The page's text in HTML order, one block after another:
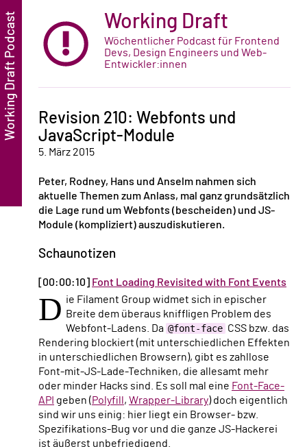
Working Draft
Wöchentlicher Podcast für Frontend
Devs, Design Engineers und Web-
Entwickler:innen
Revision 210: Webfonts und
JavaScript-Module
5. März 2015
Peter, Rodney, Hans und Anselm nahmen sich
aktuelle Themen zum Anlass, mal ganz grundsätzlich
die Lage rund um Webfonts (bescheiden) und JS-
Module (kompliziert) auszudiskutieren.
Schaunotizen
[00:00:10] Font Loading Revisited with Font Events
D ie Filament Group widmet sich in epischer
Breite dem überaus kniffligen Problem des
Webfont-Ladens. Da @font-face CSS bzw. das
Rendering blockiert (mit unterschiedlichen Effekten
in unterschiedlichen Browsern), gibt es zahllose
Font-mit-JS-Lade-Techniken, die allesamt mehr
oder minder Hacks sind. Es soll mal eine Font-Face-
API geben (Polyfill , Wrapper-Library) doch eigentlich
sind wir uns einig: hier liegt ein Browser- bzw.
Spezifikations-Bug vor und die ganze JS-Hackerei
ist äußerst unbefriedigend.